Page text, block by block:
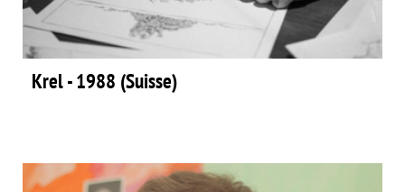
Krel - 1988 (Suisse)